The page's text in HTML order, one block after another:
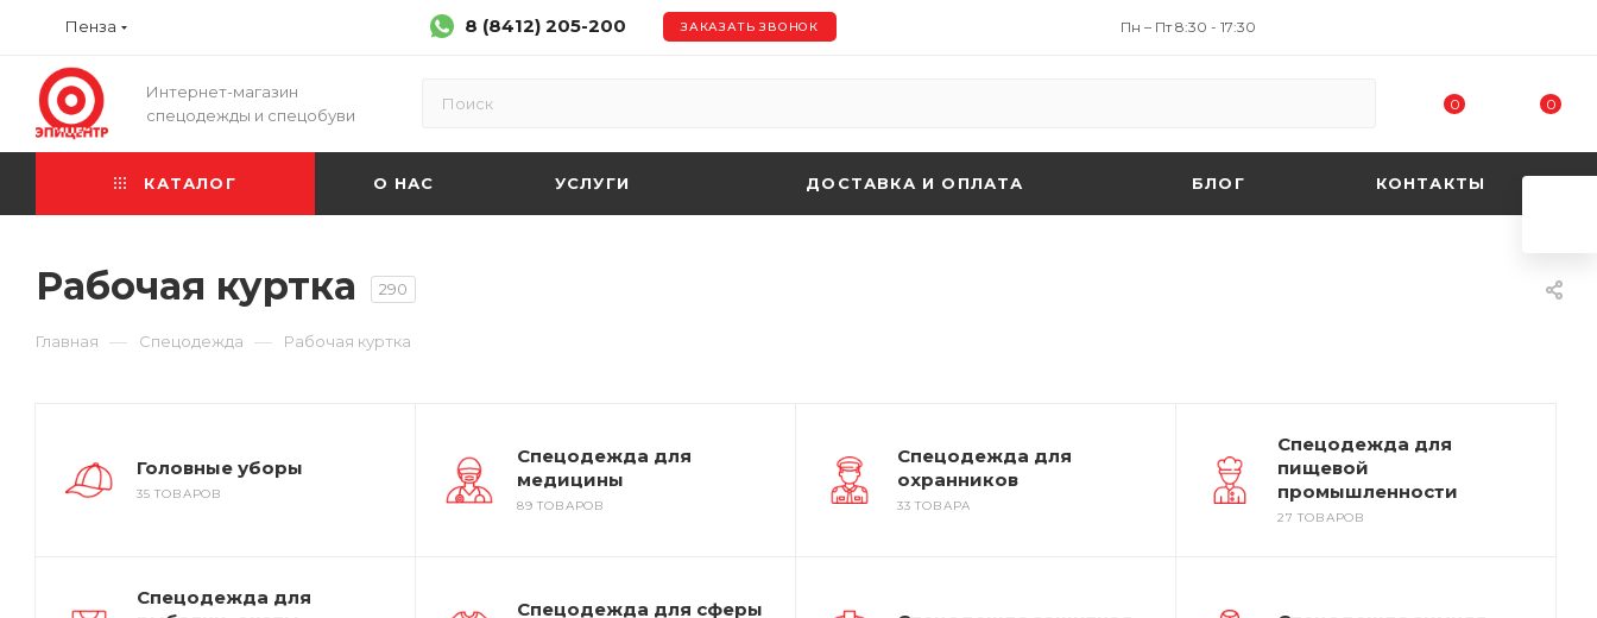
Пенза 8 (8412) 205-200 ЗАКАЗАТЬ ЗВОНОК Пн – Пт 8:30 - 17:30
Интернет-магазин
спецодежды и спецобуви
0 0
КАТАЛОГ О НАС УСЛУГИ ДОСТАВКА И ОПЛАТА БЛОГ КОНТАКТЫ
Рабочая куртка 290
Главная — Спецодежда — Рабочая куртка
Головные уборы
35 ТОВАРОВ
Спецодежда для
медицины
89 ТОВАРОВ
Спецодежда для
охранников
33 ТОВАРА
Спецодежда для
пищевой
промышленности
27 ТОВАРОВ
Спецодежда для
Спецодежда для сферы